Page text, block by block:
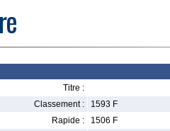
Titre :
Classement :
1593 F
Rapide :
1506 F